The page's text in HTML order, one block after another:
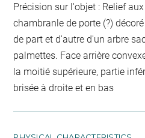
Précision sur l'objet : Relief
chambranle de porte (?)
de part et d'autre d'un arbre
palmettes. Face arrière
la moitié supérieure, partie
brisée à droite et en bas